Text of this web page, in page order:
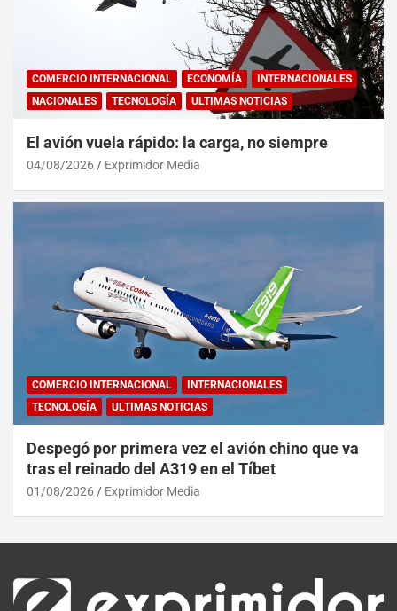
COMERCIO INTERNACIONAL ECONOMÍA
INTERNACIONALES
NACIONALES
TECNOLOGÍA ULTIMAS NOTICIAS
El avión vuela rápido: la carga, no siempre
04/08/2026 Exprimidor Media
COMERCIO INTERNACIONAL
INTERNACIONALES
TECNOLOGÍA
ULTIMAS NOTICIAS
Despegó por primera vez el avión chino que va
tras el reinado del A319 en el Tíbet
01/08/2026 Exprimidor Media